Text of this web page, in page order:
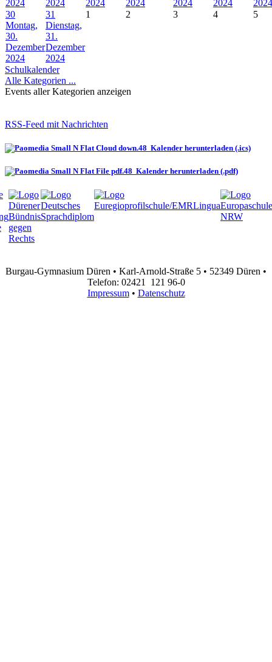
2024
2024
2024
2024
2024
2024
2024
30
Montag,
30.
Dezember
2024
31
Dienstag,
31.
Dezember
2024
1 2 3 4 5
Schulkalender
Alle Kategorien ...
Events aller Kategorien anzeigen
RSS-Feed mit Nachrichten
Kalender herunterladen (.ics)
Kalender herunterladen (.pdf)
Burgau-Gymnasium Düren • Karl-Arnold-Straße 5 • 52349 Düren •
Telefon: 02421 121 96-0
Impressum• Datenschutz